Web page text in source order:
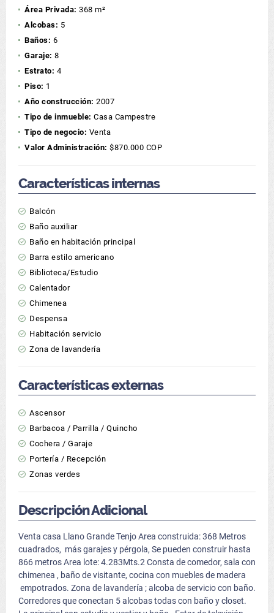
Área Privada: 368 m²
Alcobas: 5
Baños: 6
Garaje: 8
Estrato: 4
Piso: 1
Año construcción: 2007
Tipo de inmueble: Casa Campestre
Tipo de negocio: Venta
Valor Administración: $870.000 COP
Características internas
Balcón
Baño auxiliar
Baño en habitación principal
Barra estilo americano
Biblioteca/Estudio
Calentador
Chimenea
Despensa
Habitación servicio
Zona de lavandería
Características externas
Ascensor
Barbacoa / Parrilla / Quincho
Cochera / Garaje
Portería / Recepción
Zonas verdes
Descripción Adicional
Venta casa Llano Grande Tenjo Area construida: 368 Metros
cuadrados, más garajes y pérgola, Se pueden construir hasta
866 metros Area lote: 4.283Mts.2 Consta de comedor, sala con
chimenea , baño de visitante, cocina con muebles de madera
empotrados. Zona de lavandería ; alcoba de servicio con baño.
Corredores que conectan 5 alcobas todas con baño y closet.